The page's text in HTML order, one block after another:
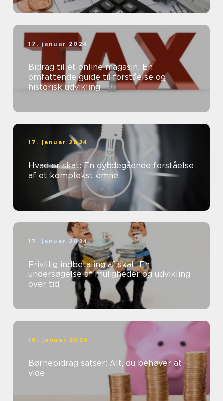
17. januar 2024
Bidrag til et online magasin: En
omfattende guide til forståelse og
historisk udvikling
17. januar 2024
Hvad er skat: En dybdegående forståelse
af et komplekst emne
17. januar 2024
Frivillig indbetaling af skat: En
undersøgelse af muligheder og udvikling
over tid
16. januar 2024
Børnebidrag satser: Alt, du behøver at
vide